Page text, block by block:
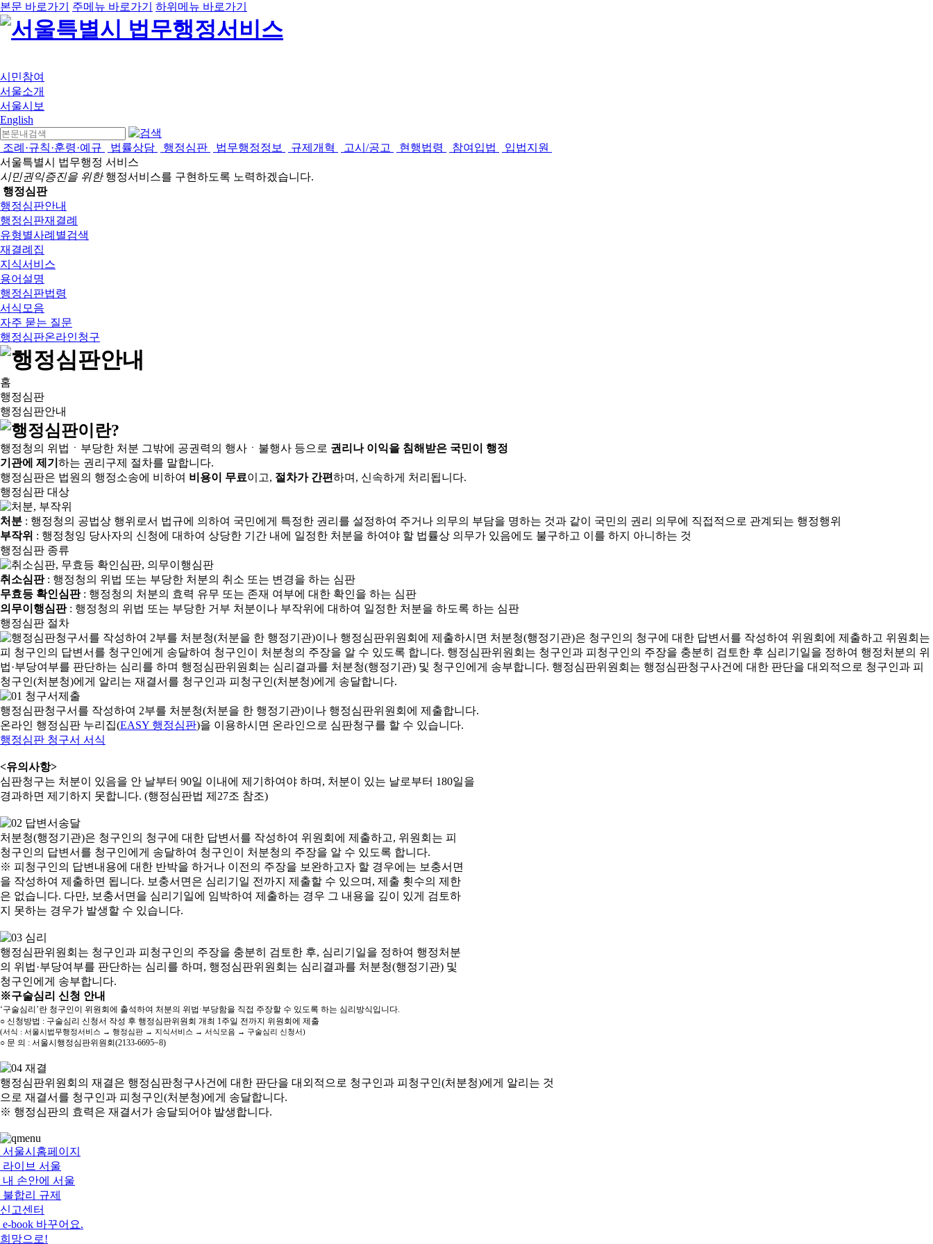
본문 바로가기 주메뉴 바로가기 하위메뉴 바로가기
시민참여
서울소개
서울시보
English
조례·규칙·훈령·예규 법률상담 행정심판 법무행정정보 규제개혁 고시/공고 현행법령 참여입법
입법지원
서울특별시 법무행정 서비스
시민권익증진을 위한행정서비스를 구현하도록 노력하겠습니다.
행정심판
행정심판안내
행정심판재결례
유형별사례별검색
재결례집
지식서비스
용어설명
행정심판법령
서식모음
자주 묻는 질문
행정심판온라인청구
홈
행정심판
행정심판안내
행정청의 위법ㆍ부당한 처분 그밖에 공권력의 행사ㆍ불행사 등으로 권리나 이익을 침해받은 국민이 행정
기관에 제기 하는 권리구제 절차를 말합니다.
행정심판은 법원의 행정소송에 비하여 비용이 무료이고, 절차가 간편하며, 신속하게 처리됩니다.
행정심판 대상
처분 : 행정청의 공법상 행위로서 법규에 의하여 국민에게 특정한 권리를 설정하여 주거나 의무의 부담을 명하는 것과 같이 국민의 권리 의무에 직접적으로 관계되는 행정행위
부작위 : 행정청잉 당사자의 신청에 대하여 상당한 기간 내에 일정한 처분을 하여야 할 법률상 의무가 있음에도 불구하고 이를 하지 아니하는 것
행정심판 종류
취소심판: 행정청의 위법 또는 부당한 처분의 취소 또는 변경을 하는 심판
무효등 확인심판: 행정청의 처분의 효력 유무 또는 존재 여부에 대한 확인을 하는 심판
의무이행심판: 행정청의 위법 또는 부당한 거부 처분이나 부작위에 대하여 일정한 처분을 하도록 하는 심판
행정심판 절차
행정심판청구서를 작성하여 2부를 처분청(처분을 한 행정기관)이나 행정심판위원회에 제출합니다.
온라인 행정심판 누리집(EASY 행정심판)을 이용하시면 온라인으로 심판청구를 할 수 있습니다.
행정심판 청구서 서식
<유의사항>
심판청구는 처분이 있음을 안 날부터 90일 이내에 제기하여야 하며, 처분이 있는 날로부터 180일을
경과하면 제기하지 못합니다. (행정심판법 제27조 참조)
처분청(행정기관)은 청구인의 청구에 대한 답변서를 작성하여 위원회에 제출하고, 위원회는 피
청구인의 답변서를 청구인에게 송달하여 청구인이 처분청의 주장을 알 수 있도록 합니다.
※ 피청구인의 답변내용에 대한 반박을 하거나 이전의 주장을 보완하고자 할 경우에는 보충서면
을 작성하여 제출하면 됩니다. 보충서면은 심리기일 전까지 제출할 수 있으며, 제출 횟수의 제한
은 없습니다. 다만, 보충서면을 심리기일에 임박하여 제출하는 경우 그 내용을 깊이 있게 검토하
지 못하는 경우가 발생할 수 있습니다.
행정심판위원회는 청구인과 피청구인의 주장을 충분히 검토한 후, 심리기일을 정하여 행정처분
의 위법·부당여부를 판단하는 심리를 하며, 행정심판위원회는 심리결과를 처분청(행정기관) 및
청구인에게 송부합니다.
※구술심리 신청 안내
‘구술심리’란 청구인이 위원회에 출석하여 처분의 위법·부당함을 직접 주장할 수 있도록 하는 심리방식입니다.
○ 신청방법 : 구술심리 신청서 작성 후 행정심판위원회 개최 1주일 전까지 위원회에 제출
(서식 : 서울시법무행정서비스 → 행정심판 → 지식서비스 → 서식모음 → 구술심리 신청서)
○ 문 의 : 서울시행정심판위원회(2133-6695~8)
행정심판위원회의 재결은 행정심판청구사건에 대한 판단을 대외적으로 청구인과 피청구인(처분청)에게 알리는 것
으로 재결서를 청구인과 피청구인(처분청)에게 송달합니다.
※ 행정심판의 효력은 재결서가 송달되어야 발생합니다.
서울시홈페이지
라이브 서울
내 손안에 서울
불합리 규제
신고센터
e-book 바꾸어요.
희망으로!